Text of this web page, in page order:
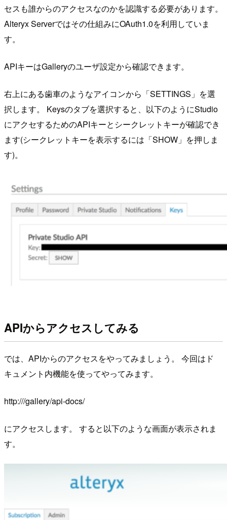
セスも誰からのアクセスなのかを認識する必要があります。
Alteryx Serverではその仕組みにOAuth1.0を利用していま
す。
APIキーはGalleryのユーザ設定から確認できます。
右上にある歯車のようなアイコンから「SETTINGS」を選
択します。 Keysのタブを選択すると、以下のようにStudio
にアクセするためのAPIキーとシークレットキーが確認でき
ます(シークレットキーを表示するには「SHOW」を押しま
す)。
APIからアクセスしてみる
では、APIからのアクセスをやってみましょう。 今回はド
キュメント内機能を使ってやってみます。
http:///gallery/api-docs/
にアクセスします。 すると以下のような画面が表示されま
す。